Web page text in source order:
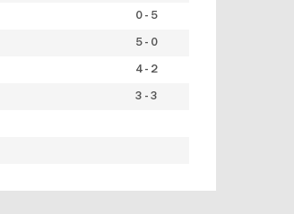
0 - 5
5 - 0
4 - 2
3 - 3